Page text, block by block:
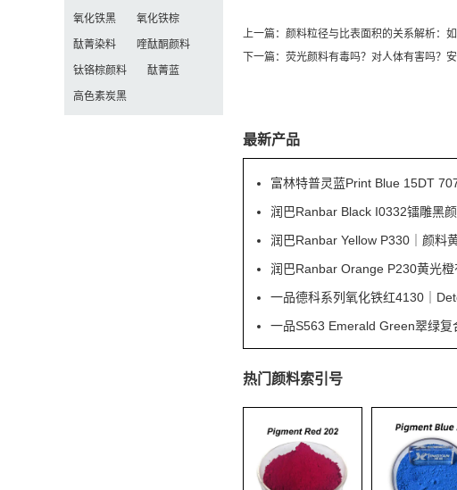
上一篇： 颜料粒径与比表面积的关系解析：
下一篇： 荧光颜料有毒吗？对人体有害吗？
最新产品
富林特普灵蓝Print Blue 15DT
润巴Ranbar Black I0332镭雕黑
润巴Ranbar Yellow P330｜颜料
润巴Ranbar Orange P230黄光橙
一品德科系列氧化铁红4130｜
一品S563 Emerald Green翠绿
热门颜料索引号
氧化铁黑 氧化铁棕
酞菁染料 喹酞酮颜料
钛铬棕颜料 酞菁蓝
高色素炭黑